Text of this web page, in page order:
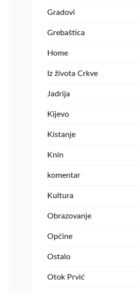
Gradovi
Grebaštica
Home
Iz života Crkve
Jadrija
Kijevo
Kistanje
Knin
komentar
Kultura
Obrazovanje
Općine
Ostalo
Otok Prvić